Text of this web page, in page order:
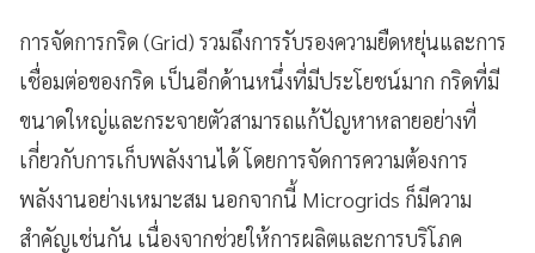
การจัดการกริด (Grid) รวมถึงการรับรองความยืดหยุ่นและการ
เชื่อมต่อของกริด เป็นอีกด้านหนึ่งที่มีประโยชน์มาก กริดที่มี
ขนาดใหญ่และกระจายตัวสามารถแก้ปัญหาหลายอย่างที่
เกี่ยวกับการเก็บพลังงานได้ โดยการจัดการความต้องการ
พลังงานอย่างเหมาะสม นอกจากนี้ Microgrids ก็มีความ
สำคัญเช่นกัน เนื่องจากช่วยให้การผลิตและการบริโภค